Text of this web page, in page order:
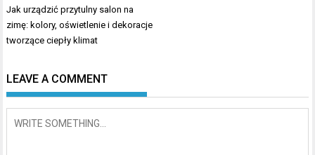
Nawigacja
wpisu
Jak urządzić przytulny salon na
zimę: kolory, oświetlenie i dekoracje
tworzące ciepły klimat
LEAVE A COMMENT